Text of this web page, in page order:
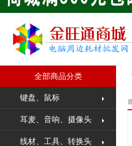
全部商品分类
键盘、鼠标
耳麦、音响、摄像头
线材、工具、转换头